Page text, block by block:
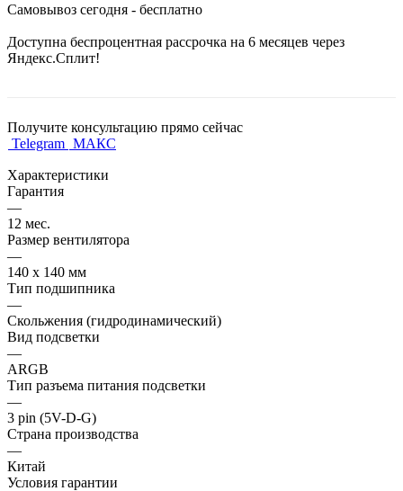
Самовывоз сегодня - бесплатно
Доступна беспроцентная рассрочка на 6 месяцев через
Яндекс.Сплит!
Получите консультацию прямо сейчас
Telegram МАКС
Характеристики
Гарантия
—
12 мес.
Размер вентилятора
—
140 х 140 мм
Тип подшипника
—
Скольжения (гидродинамический)
Вид подсветки
—
ARGB
Тип разъема питания подсветки
—
3 pin (5V-D-G)
Страна производства
—
Китай
Условия гарантии